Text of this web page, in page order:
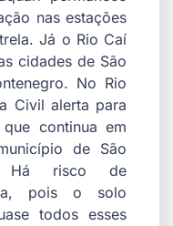
nas estações
Já o Rio Caí
cidades de São
No Rio
Civil alerta para
continua em
de São
Há risco de
pois o solo
todos esses